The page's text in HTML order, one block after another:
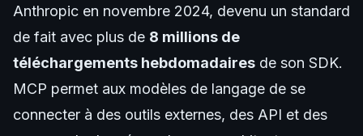
Anthropic en novembre 2024, devenu un standard
de fait avec plus de 8 millions de
téléchargements hebdomadaires de son SDK.
MCP permet aux modèles de langage de se
connecter à des outils externes, des API et des